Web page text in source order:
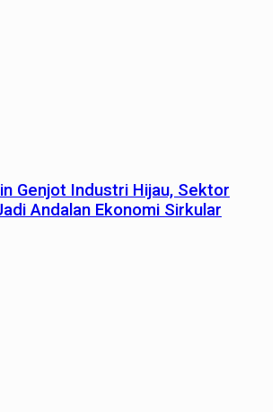
Genjot Industri Hijau, Sektor
Andalan Ekonomi Sirkular